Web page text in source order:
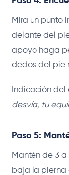
Mira un punto
delante del
apoyo haga
dedos del pie
Indicación del
desvía, tu
Paso 5:
Mantén de 3 a
baja la pierna